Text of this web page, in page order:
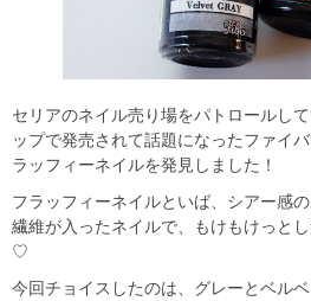
セリアのネイル売り場をパトロールし
ップで発売されて話題になったファイ
ラッフィーネイルを発見しました！
フラッフィーネイルといば、シアー感
繊維が入ったネイルで、もけもけっと
♡
今回チョイスしたのは、グレーとベル